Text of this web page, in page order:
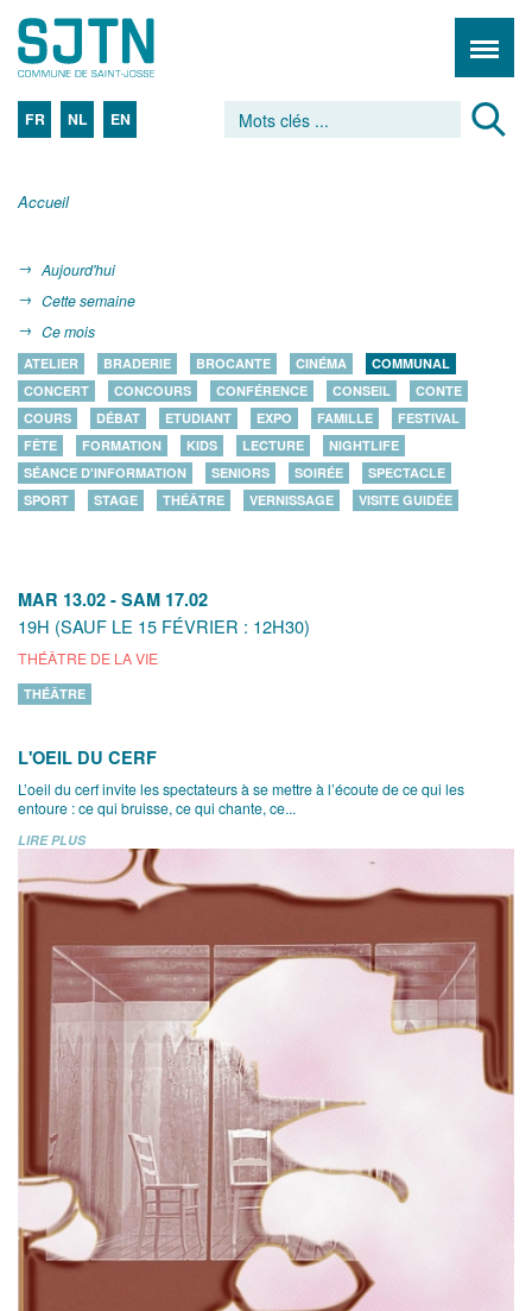
FR NL EN
Accueil
Aujourd'hui
Cette semaine
Ce mois
ATELIER BRADERIE BROCANTE CINÉMA
COMMUNAL
CONCERT
CONCOURS CONFÉRENCE CONSEIL
CONTE
COURS
DÉBAT ETUDIANT EXPO FAMILLE
FESTIVAL
FÊTE
FORMATION KIDS LECTURE
NIGHTLIFE
SÉANCE D'INFORMATION
SENIORS SOIRÉE
SPECTACLE
SPORT
STAGE THÉÂTRE VERNISSAGE VISITE GUIDÉE
MAR 13.02 - SAM 17.02
19H (SAUF LE 15 FÉVRIER : 12H30)
THÉÂTRE DE LA VIE
THÉÂTRE
L'OEIL DU CERF
L’oeil du cerf invite les spectateurs à se mettre à l’écoute de ce qui les
entoure : ce qui bruisse, ce qui chante, ce...
LIRE PLUS